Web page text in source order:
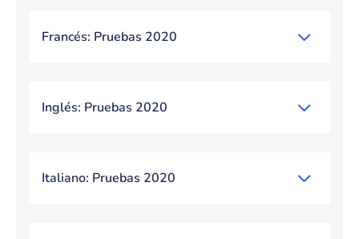
Francés: Pruebas 2020
Inglés: Pruebas 2020
Italiano: Pruebas 2020